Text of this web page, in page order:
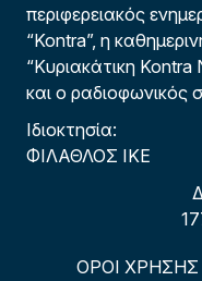
περιφερειακός
“Kontra”, η
“Κυριακάτικη
και ο ραδιοφωνικός
Ιδιοκτησία:
ΦΙΛΑΘΛΟΣ ΙΚΕ
ΟΡΟΙ ΧΡΗΣΗΣ